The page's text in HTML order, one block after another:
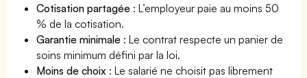
Cotisation partagée : L’employeur paie au moins 50
% de la cotisation.
Garantie minimale : Le contrat respecte un panier de
soins minimum défini par la loi.
Moins de choix : Le salarié ne choisit pas librement